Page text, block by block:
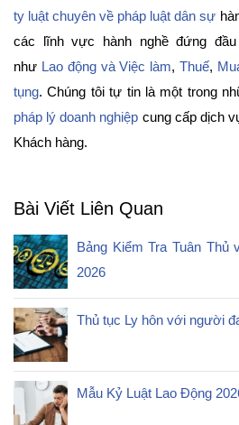
ty luật chuyên về pháp luật dân sự
các lĩnh vực hành nghề đứng
như Lao động và Việc làm,Thuế,
tụng. Chúng tôi tự tin là một trong
pháp lý doanh nghiệp cung cấp dịch
Khách hàng.
Bài Viết Liên Quan
Bảng Kiểm Tra Tuân Thủ
2026
Thủ tục Ly hôn với người
Mẫu Kỷ Luật Lao Động